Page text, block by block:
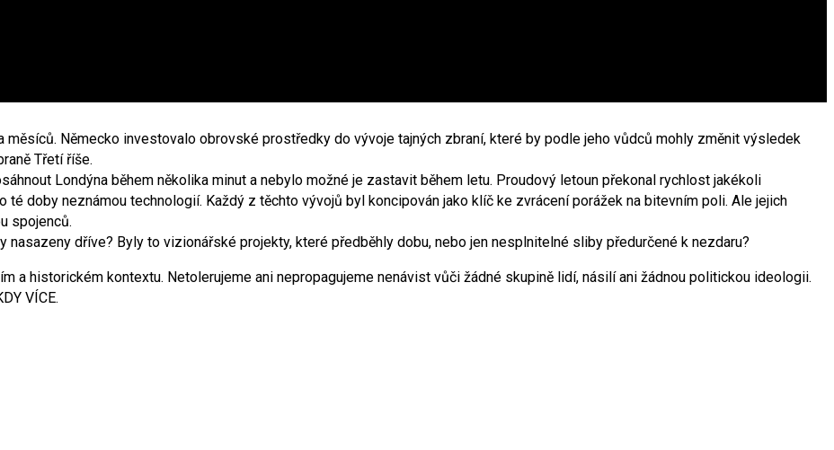
Německo investovalo obrovské prostředky do vývoje tajných zbraní, které by podle jeho vůdců mohly změnit výsledek
Třetí říše.
Londýna během několika minut a nebylo možné je zastavit během letu. Proudový letoun překonal rychlost jakékoli
doby neznámou technologií. Každý z těchto vývojů byl koncipován jako klíč ke zvrácení porážek na bitevním poli. Ale jejich
spojenců.
dříve? Byly to vizionářské projekty, které předběhly dobu, nebo jen nesplnitelné sliby předurčené k nezdaru?
a historickém kontextu. Netolerujeme ani nepropagujeme nenávist vůči žádné skupině lidí, násilí ani žádnou politickou ideologii.
VÍCE.